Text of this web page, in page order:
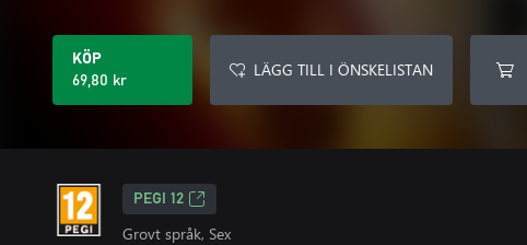
KÖP
69,80 kr
LÄGG TILL I ÖNSKELISTAN
PEGI 12
Grovt språk, Sex